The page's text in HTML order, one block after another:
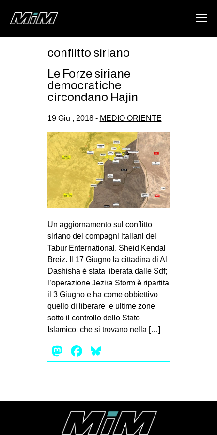
ABOUT
DEGENERAZIONE
GAZA FREESTYLE
CSOA LAMBRETTA
MSM
STUDENTI TSUNAMI
ZAM
MILANO
MOBILITAZIONI
SPAZI
SPORT POPOLARE
MOVIMENTI
AMBIENTE
ANTIFASCISMO
STUDENTI
conflitto siriano
Le Forze siriane
democratiche
circondano Hajin
19 Giu , 2018 - MEDIO ORIENTE
Un aggiornamento sul conflitto
siriano dei compagni italiani del
Tabur Enternational, Sheid Kendal
Breiz. Il 17 Giugno la cittadina di Al
Dashisha è stata liberata dalle Sdf;
l’operazione Jezira Storm è ripartita
il 3 Giugno e ha come obbiettivo
quello di liberare le ultime zone
sotto il controllo dello Stato
Islamico, che si trovano nella […]
Mastodon
Facebook